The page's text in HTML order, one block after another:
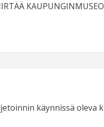
käynnissä oleva